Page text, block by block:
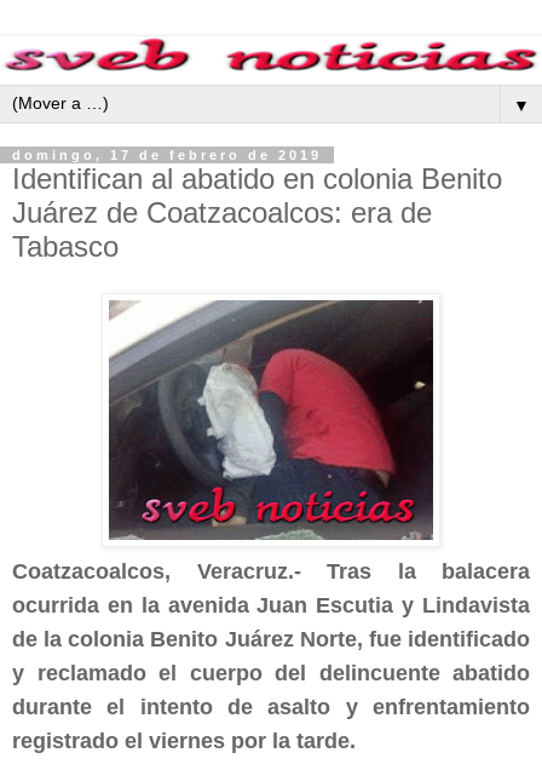
▼
domingo, 17 de febrero de 2019
Identifican al abatido en colonia Benito
Juárez de Coatzacoalcos: era de
Tabasco
Coatzacoalcos, Veracruz.- Tras la balacera
ocurrida en la avenida Juan Escutia y Lindavista
de la colonia Benito Juárez Norte, fue identificado
y reclamado el cuerpo del delincuente abatido
durante el intento de asalto y enfrentamiento
registrado el viernes por la tarde.